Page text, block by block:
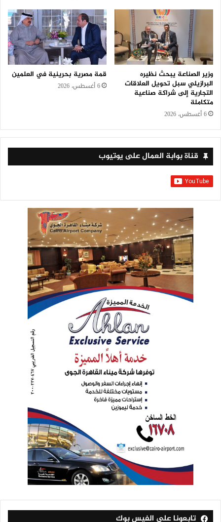
وزير الصناعة يبحث نظيره
البرازيلي سبل تحويل العلاقات
التجارية إلى شراكة صناعية
متكاملة
6 أغسطس، 2026
قمة مصرية بحرينية في العلمين
6 أغسطس، 2026
قناة بوابة العمال على يوتيوب
تابعونا على الفيس بوك